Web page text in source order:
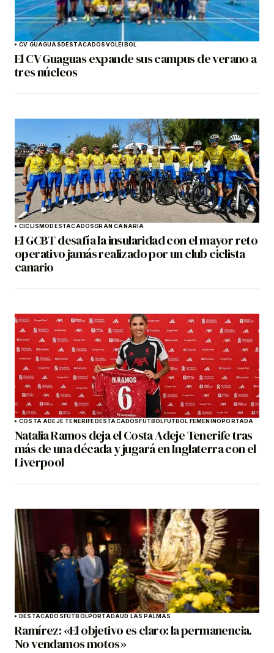
CV GUAGUASDESTACADOSVOLEIBOL
El CV Guaguas expande sus campus de verano a
tres núcleos
CICLISMODESTACADOSGRAN CANARIA
El GCBT desafía la insularidad con el mayor reto
operativo jamás realizado por un club ciclista
canario
COSTA ADEJE TENERIFEDESTACADOSFÚTBOLFÚTBOL FEMENINOPORTADA
Natalia Ramos deja el Costa Adeje Tenerife tras
más de una década y jugará en Inglaterra con el
Liverpool
DESTACADOSFÚTBOLPORTADAUD LAS PALMAS
Ramírez: «El objetivo es claro: la permanencia.
No vendamos motos»